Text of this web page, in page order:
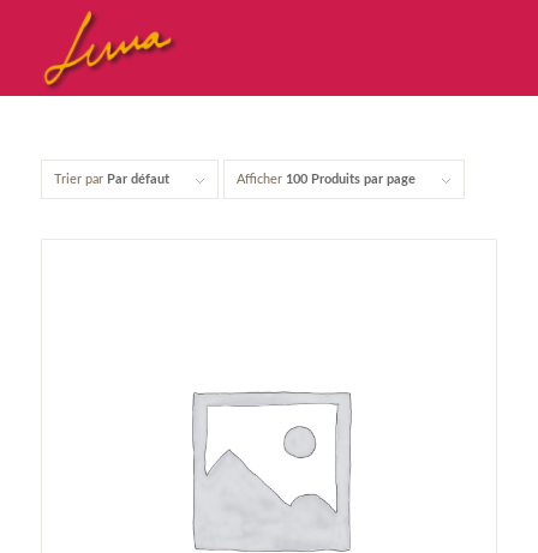
Trier par Par défaut Afficher 100 Produits par page